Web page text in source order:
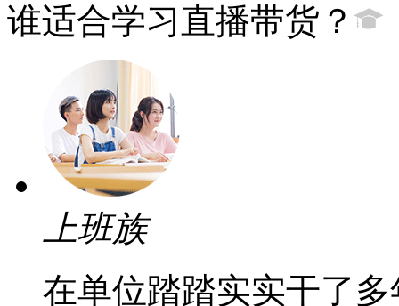
谁适合学习直播带货？
上班族
在单位踏踏实实干了